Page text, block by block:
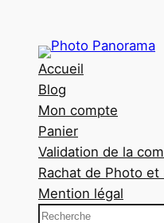
Accueil
Blog
Mon compte
Panier
Validation de la
Rachat de Photo et
Mention légal
R